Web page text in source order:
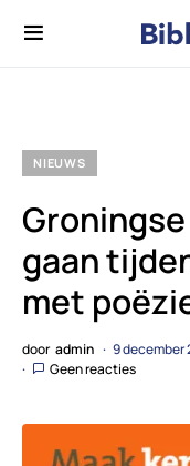
NIEUWS
gaan
met
door admin 9 december
Geen reacties